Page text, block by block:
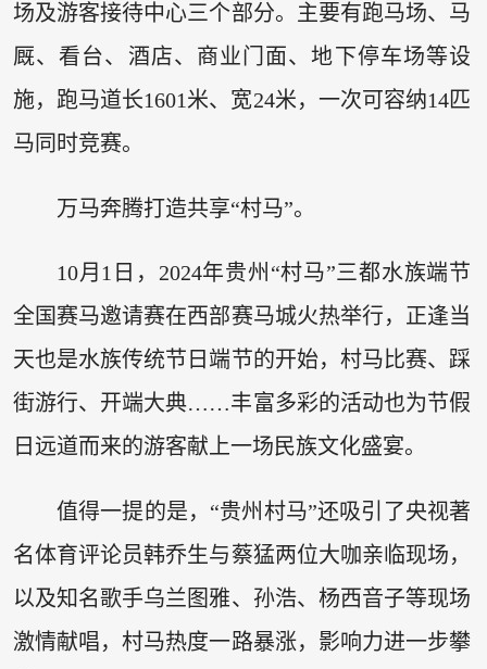
场及游客接待中心三个部分。主要有跑马场、马
厩、看台、酒店、商业门面、地下停车场等设
施，跑马道长1601米、宽24米，一次可容纳14匹
马同时竞赛。
万马奔腾打造共享“村马”。
10月1日，2024年贵州“村马”三都水族端节
全国赛马邀请赛在西部赛马城火热举行，正逢当
天也是水族传统节日端节的开始，村马比赛、踩
街游行、开端大典……丰富多彩的活动也为节假
日远道而来的游客献上一场民族文化盛宴。
值得一提的是，“贵州村马”还吸引了央视著
名体育评论员韩乔生与蔡猛两位大咖亲临现场，
以及知名歌手乌兰图雅、孙浩、杨西音子等现场
激情献唱，村马热度一路暴涨，影响力进一步攀